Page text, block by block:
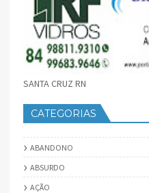
SANTA CRUZ RN
CATEGORIAS
ABANDONO
ABSURDO
AÇÃO